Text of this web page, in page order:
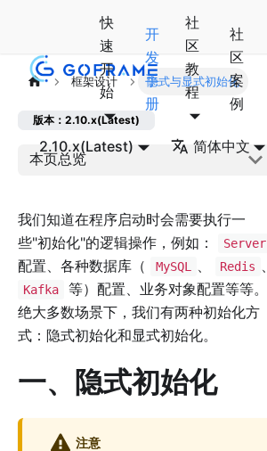
快
速
开
始
开
发
手
册
社
区
教
程
社
区
案
例
2.10.x(Latest) 简体中文
框架设计 隐式与显式初始化
版本：2.10.x(Latest)
本页总览
我们知道在程序启动时会需要执行一
些"初始化"的逻辑操作，例如：
Server
配置、各种数据库（ MySQL Redis
Kafka
等）配置、业务对象配置等等。
绝大多数场景下，我们有两种初始化方
式：隐式初始化和显式初始化。
一、隐式初始化
注意